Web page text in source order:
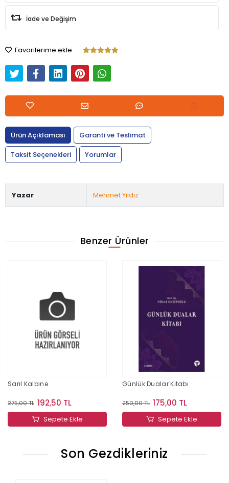
İade ve Değişim
Favorilerime ekle
Ürün Açıklaması
Garanti ve Teslimat
Taksit Seçenekleri
Yorumlar
Yazar Mehmet Yıldız
Benzer Ürünler
Sarıl Kalbine
275,00 TL 192,50 TL
Sepete Ekle
Günlük Dualar Kitabı
250,00 TL 175,00 TL
Sepete Ekle
Son Gezdikleriniz